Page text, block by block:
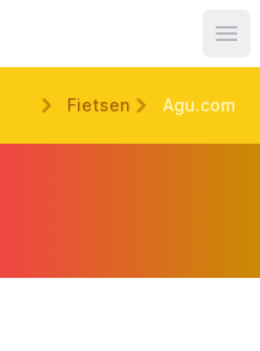
Fietsen Agu.com